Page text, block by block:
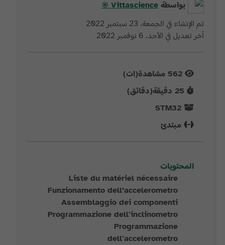
بواسطةVittascience
®
تم الإنشاء في الجمعة، 23 سبتمبر 2022
آخر تعديل في الأحد، 6 نوفمبر 2022
562 مشاهدة(ات)
25 دقيقة(دقائق)
STM32
مبتدئ
المحتويات
Liste du matériel nécessaire
Funzionamento dell’accelerometro
Assemblaggio dei componenti
Programmazione dell'inclinometro
Programmazione
dell'accelerometro